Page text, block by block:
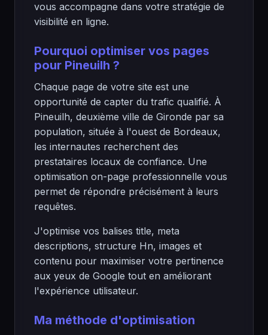
vous accompagne dans votre stratégie de
visibilité en ligne.
Pourquoi optimiser vos pages
pour Pineuilh ?
Chaque page de votre site est une
opportunité de capter du trafic qualifié. À
Pineuilh, deuxième ville de Gironde par sa
population, située à l'ouest de Bordeaux,
les internautes recherchent des
prestataires locaux de confiance. Une
optimisation on-page professionnelle vous
permet de répondre précisément à leurs
requêtes.
J'optimise vos balises title, meta
descriptions, structure Hn, images et
contenu pour maximiser votre pertinence
aux yeux de Google tout en améliorant
l'expérience utilisateur.
Ma méthode d'optimisation